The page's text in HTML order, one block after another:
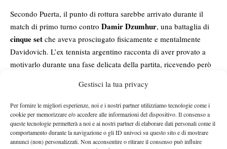
Gestisci la tua privacy
Per fornire le migliori esperienze, noi e i nostri partner utilizziamo tecnologie come i
cookie per memorizzare e/o accedere alle informazioni del dispositivo. Il consenso a
queste tecnologie permetterà a noi e ai nostri partner di elaborare dati personali come il
comportamento durante la navigazione o gli ID univoci su questo sito e di mostrare
annunci (non) personalizzati. Non acconsentire o ritirare il consenso può influire
Secondo Puerta, il punto di rottura sarebbe arrivato durante il
match di primo turno contro Damir Dzumhur, una battaglia di
cinque set che aveva prosciugato fisicamente e mentalmente
Davidovich. L’ex tennista argentino racconta di aver provato a
motivarlo durante una fase delicata della partita, ricevendo però
incoraggiarlo, volevo spingerlo a non perdere il focus. Alex si è
girato con una faccia che sembrava volesse assassinarmi. Mi
disse:‘Non vedi che sono stanco? Che non riesco a muovermi?
Non dirmi più niente’. Me lo disse in una maniera che ancora
oggi mi pesa”.